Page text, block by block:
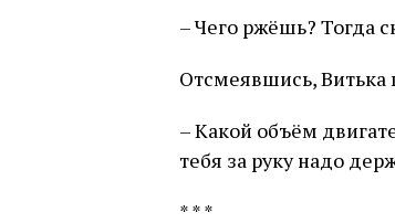
– Чего ржёшь? Тогда
Отсмеявшись, Витька
– Какой объём
тебя за руку надо
* * *